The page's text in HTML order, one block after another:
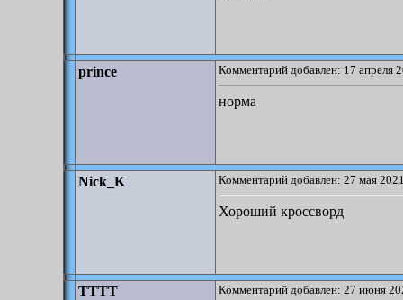
prince Комментарий добавлен: 17 апреля
норма
Nick_K Комментарий добавлен: 27 мая
Хороший кроссворд
TTTT Комментарий добавлен: 27 июня